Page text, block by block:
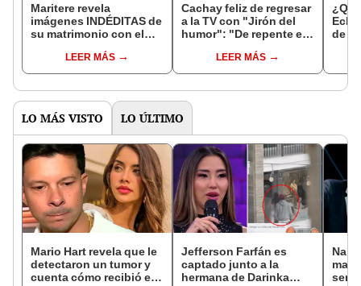
Maritere revela
imágenes INDÉDITAS de
su matrimonio con el
LEER MÁS
Cachay feliz de regresar
a la TV con "Jirón del
humor": "De repente es
LEER MÁS
de la
LO MÁS VISTO LO ÚLTIMO
Mario Hart revela que le
detectaron un tumor y
cuenta cómo recibió el
Jefferson Farfán es
captado junto a la
hermana de Darinka